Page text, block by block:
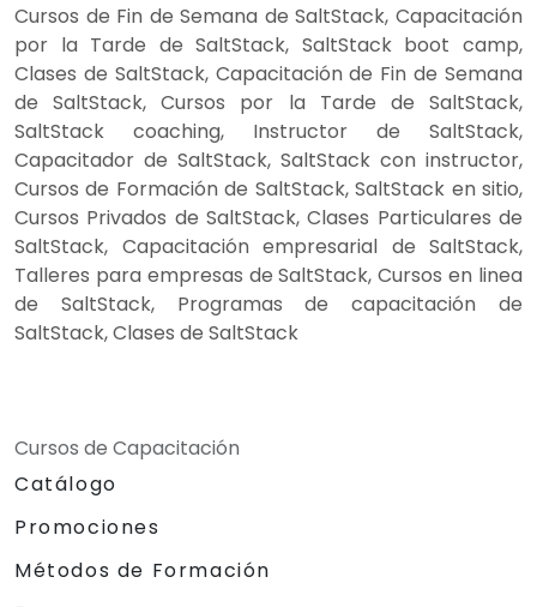
Cursos de Fin de Semana de SaltStack, Capacitación
por la Tarde de SaltStack, SaltStack boot camp,
Clases de SaltStack, Capacitación de Fin de Semana
de SaltStack, Cursos por la Tarde de SaltStack,
SaltStack coaching, Instructor de SaltStack,
Capacitador de SaltStack, SaltStack con instructor,
Cursos de Formación de SaltStack, SaltStack en sitio,
Cursos Privados de SaltStack, Clases Particulares de
SaltStack, Capacitación empresarial de SaltStack,
Talleres para empresas de SaltStack, Cursos en linea
de SaltStack, Programas de capacitación de
SaltStack, Clases de SaltStack
Cursos de Capacitación
Catálogo
Promociones
Métodos de Formación